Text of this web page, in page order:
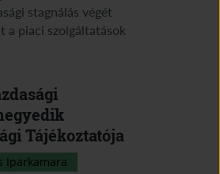
stagnálás végét
a piaci szolgáltatások
Tájékoztatója
Iparkamara